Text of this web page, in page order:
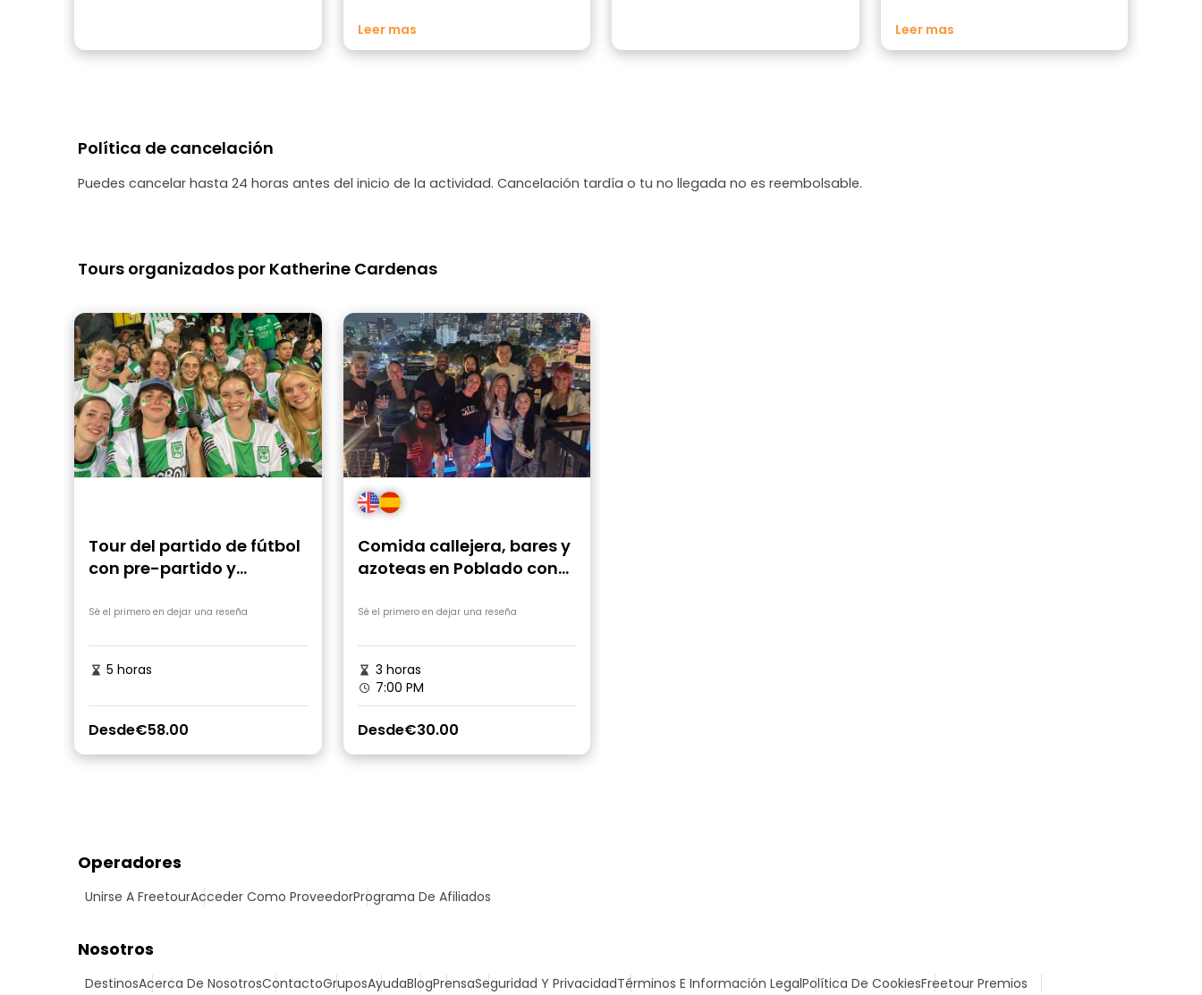
todo lo que nos contó fue muy
muy pendiente del grupo. Lo único que
sobre el café. Creemos que sería mejor
Leer mas
duda que tuviéramos. Muy
Leer mas
Política de cancelación
Puedes cancelar hasta 24 horas antes del inicio de la actividad. Cancelación tardía o tu no llegada no es reembolsable.
Tours organizados por Katherine Cardenas
Tour del partido de fútbol
con pre-partido y
Sé el primero en dejar una reseña
5 horas
Desde€58.00
Comida callejera, bares y
azoteas en Poblado con
Sé el primero en dejar una reseña
3 horas
7:00 PM
Desde€30.00
Operadores
Unirse A FreetourAcceder Como ProveedorPrograma De Afiliados
Nosotros
DestinosAcerca De NosotrosContactoGruposAyudaBlogPrensaSeguridad Y PrivacidadTérminos E Información LegalPolítica De CookiesFreetour Premios